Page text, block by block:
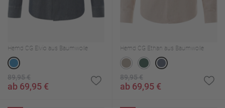
Hemd CG Elvio aus Baumwolle
89,95 €
ab 69,95 €
Hemd CG Ethan aus Baumwolle
89,95 €
ab 69,95 €